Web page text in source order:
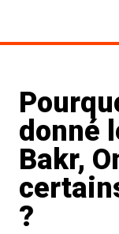
donné
Bakr,
?